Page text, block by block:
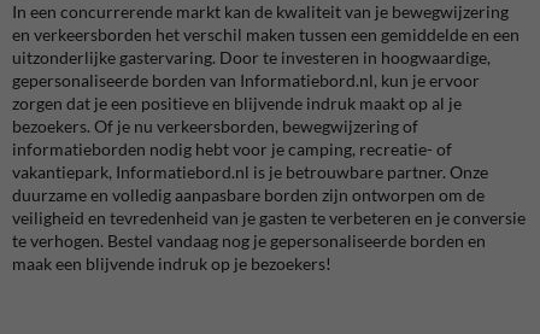
In een concurrerende markt kan de kwaliteit van je bewegwijzering
en verkeersborden het verschil maken tussen een gemiddelde en een
uitzonderlijke gastervaring. Door te investeren in hoogwaardige,
gepersonaliseerde borden van Informatiebord.nl, kun je ervoor
zorgen dat je een positieve en blijvende indruk maakt op al je
bezoekers. Of je nu verkeersborden, bewegwijzering of
informatieborden nodig hebt voor je camping, recreatie- of
vakantiepark, Informatiebord.nl is je betrouwbare partner. Onze
duurzame en volledig aanpasbare borden zijn ontworpen om de
veiligheid en tevredenheid van je gasten te verbeteren en je conversie
te verhogen. Bestel vandaag nog je gepersonaliseerde borden en
maak een blijvende indruk op je bezoekers!